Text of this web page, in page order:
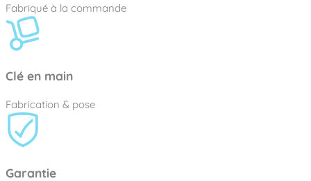
Fabriqué à la commande
Clé en main
Fabrication & pose
Garantie